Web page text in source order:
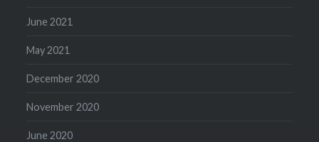
June 2021
May 2021
December 2020
November 2020
June 2020